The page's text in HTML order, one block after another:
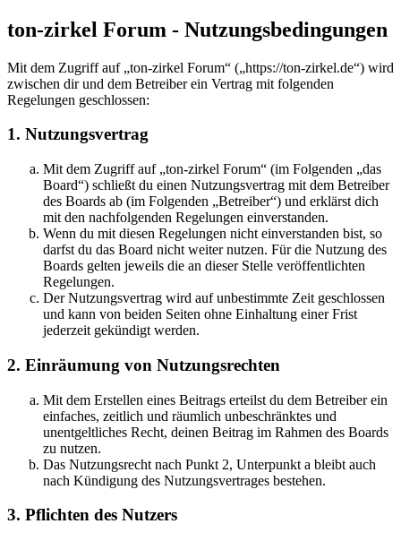
ton-zirkel Forum - Nutzungsbedingungen
Mit dem Zugriff auf „ton-zirkel Forum“ („https://ton-zirkel.de“) wird
zwischen dir und dem Betreiber ein Vertrag mit folgenden
Regelungen geschlossen:
1. Nutzungsvertrag
Mit dem Zugriff auf „ton-zirkel Forum“ (im Folgenden „das
Board“) schließt du einen Nutzungsvertrag mit dem Betreiber
des Boards ab (im Folgenden „Betreiber“) und erklärst dich
mit den nachfolgenden Regelungen einverstanden.
Wenn du mit diesen Regelungen nicht einverstanden bist, so
darfst du das Board nicht weiter nutzen. Für die Nutzung des
Boards gelten jeweils die an dieser Stelle veröffentlichten
Regelungen.
Der Nutzungsvertrag wird auf unbestimmte Zeit geschlossen
und kann von beiden Seiten ohne Einhaltung einer Frist
jederzeit gekündigt werden.
2. Einräumung von Nutzungsrechten
Mit dem Erstellen eines Beitrags erteilst du dem Betreiber ein
einfaches, zeitlich und räumlich unbeschränktes und
unentgeltliches Recht, deinen Beitrag im Rahmen des Boards
zu nutzen.
Das Nutzungsrecht nach Punkt 2, Unterpunkt a bleibt auch
nach Kündigung des Nutzungsvertrages bestehen.
3. Pflichten des Nutzers